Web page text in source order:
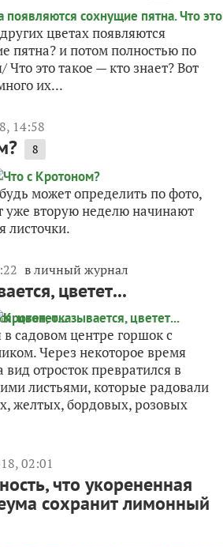
цветах появляются
пятна? и потом полностью по
Что это такое — кто знает? Вот
их...
14:58
8
может определить по фото,
уже вторую неделю начинают
листочки.
в личный журнал
цветет...
садовом центре горшок с
Через некоторое время
отросток превратился в
листьями, которые радовали
желтых, бордовых, розовых
02:01
что укорененная
сохранит лимонный